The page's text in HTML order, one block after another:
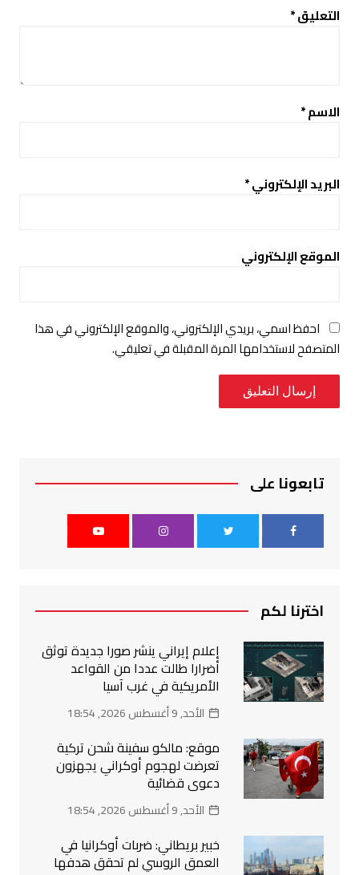
التعليق*
الاسم*
البريد الإلكتروني*
الموقع الإلكتروني
احفظ اسمي، بريدي الإلكتروني، والموقع الإلكتروني في هذا
المتصفح لاستخدامها المرة المقبلة في تعليقي.
تابعونا على
اخترنا لكم
إعلام إيراني ينشر صورا جديدة توثق
أضرارا طالت عددا من القواعد
الأمريكية في غرب آسيا
الأحد, 9 أغسطس 2026, 18:54
موقع: مالكو سفينة شحن تركية
تعرضت لهجوم أوكراني يجهزون
دعوى قضائية
الأحد, 9 أغسطس 2026, 18:54
خبير بريطاني: ضربات أوكرانيا في
العمق الروسي لم تحقق هدفها